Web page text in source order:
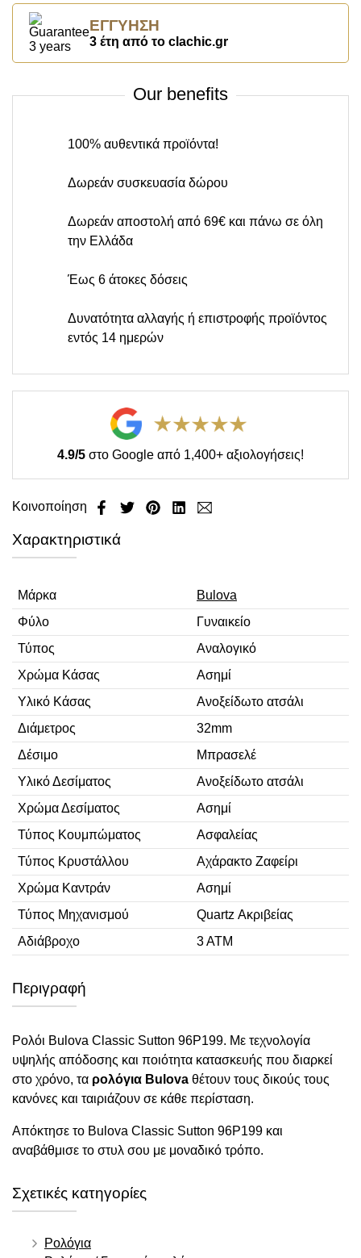
ΕΓΓΎΗΣΗ
3 έτη από το clachic.gr
Our benefits
100% αυθεντικά προϊόντα!
Δωρεάν συσκευασία δώρου
Δωρεάν αποστολή από 69€ και πάνω σε όλη
την Ελλάδα
Έως 6 άτοκες δόσεις
Δυνατότητα αλλαγής ή επιστροφής προϊόντος
εντός 14 ημερών
4.9/5 στο Google από 1,400+ αξιολογήσεις!
Κοινοποίηση
Χαρακτηριστικά
Μάρκα
Bulova
Φύλο
Γυναικείο
Τύπος
Αναλογικό
Χρώμα Κάσας
Ασημί
Υλικό Κάσας
Ανοξείδωτο ατσάλι
Διάμετρος
32mm
Δέσιμο
Μπρασελέ
Υλικό Δεσίματος
Ανοξείδωτο ατσάλι
Χρώμα Δεσίματος
Ασημί
Τύπος Κουμπώματος
Ασφαλείας
Τύπος Κρυστάλλου
Αχάρακτο Ζαφείρι
Χρώμα Καντράν
Ασημί
Τύπος Μηχανισμού
Quartz Ακριβείας
Αδιάβροχο
3 ΑΤΜ
Περιγραφή
Ρολόι Bulova Classic Sutton 96P199. Με τεχνολογία
υψηλής απόδοσης και ποιότητα κατασκευής που διαρκεί
στο χρόνο, τα ρολόγια Bulova θέτουν τους δικούς τους
κανόνες και ταιριάζουν σε κάθε περίσταση.
Απόκτησε το Bulova Classic Sutton 96P199 και
αναβάθμισε το στυλ σου με μοναδικό τρόπο.
Σχετικές κατηγορίες
Ρολόγια